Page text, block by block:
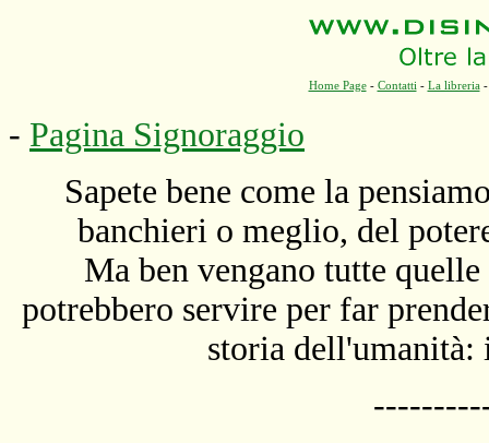
Home Page- Contatti - La libreria
- Pagina Signoraggio
Sapete bene come la
banchieri o meglio, del
Ma ben vengano tutte
potrebbero servire per far
storia